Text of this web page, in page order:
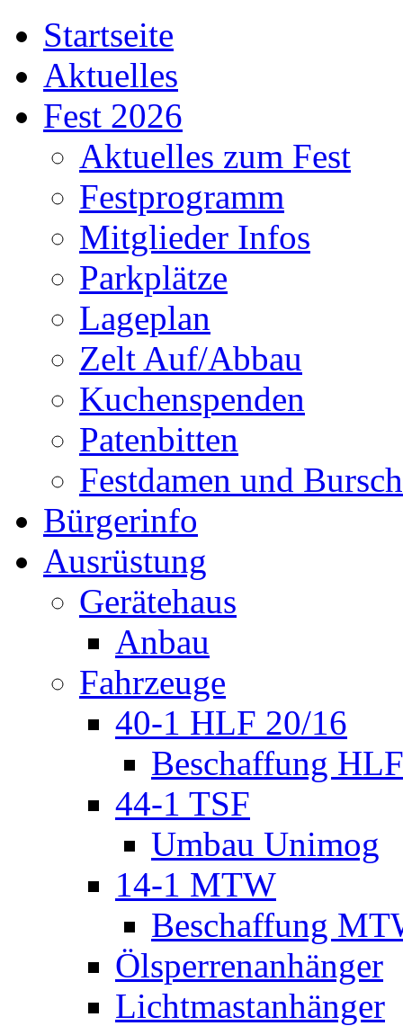
Startseite
Aktuelles
Fest 2026
Aktuelles zum Fest
Festprogramm
Mitglieder Infos
Parkplätze
Lageplan
Zelt Auf/Abbau
Kuchenspenden
Patenbitten
Festdamen und
Bürgerinfo
Ausrüstung
Gerätehaus
Anbau
Fahrzeuge
40-1 HLF 20/16
Beschaffung HLF
44-1 TSF
Umbau Unimog
14-1 MTW
Beschaffung
Ölsperrenanhänger
Lichtmastanhänger